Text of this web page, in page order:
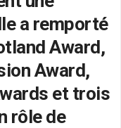
a remporté
Award,
Award,
et trois
rôle de